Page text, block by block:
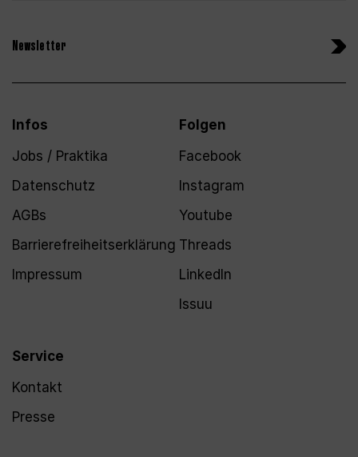
Newsletter
Infos
Jobs / Praktika
Datenschutz
AGBs
Barrierefreiheitserklärung
Impressum
Service
Kontakt
Presse
Folgen
Facebook
Instagram
Youtube
Threads
LinkedIn
Issuu